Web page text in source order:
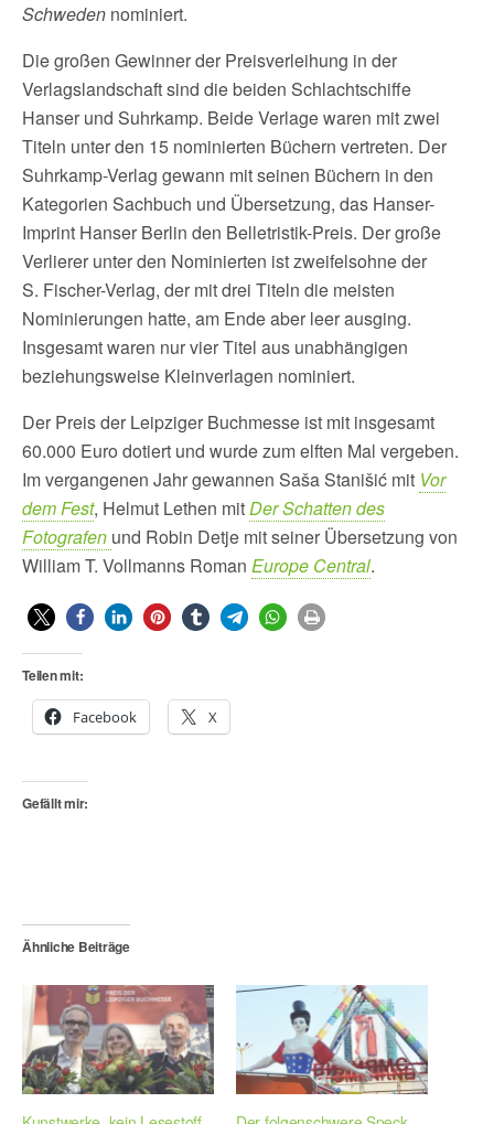
Schweden nominiert.
Die großen Gewinner der Preisverleihung in der
Verlagslandschaft sind die beiden Schlachtschiffe
Hanser und Suhrkamp. Beide Verlage waren mit zwei
Titeln unter den 15 nominierten Büchern vertreten. Der
Suhrkamp-Verlag gewann mit seinen Büchern in den
Kategorien Sachbuch und Übersetzung, das Hanser-
Imprint Hanser Berlin den Belletristik-Preis. Der große
Verlierer unter den Nominierten ist zweifelsohne der
S. Fischer-Verlag, der mit drei Titeln die meisten
Nominierungen hatte, am Ende aber leer ausging.
Insgesamt waren nur vier Titel aus unabhängigen
beziehungsweise Kleinverlagen nominiert.
Der Preis der Leipziger Buchmesse ist mit insgesamt
60.000 Euro dotiert und wurde zum elften Mal vergeben.
Im vergangenen Jahr gewannen Saša Stanišić mit Vor
dem Fest, Helmut Lethen mitDer Schatten des
Fotografen und Robin Detje mit seiner Übersetzung von
William T. Vollmanns Roman Europe Central.
Teilen mit:
Facebook X
Gefällt mir:
Ähnliche Beiträge